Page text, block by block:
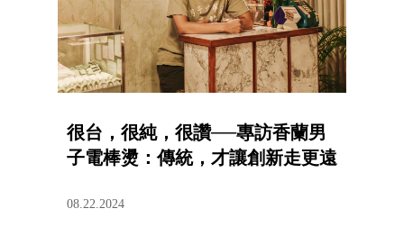
很台，很純，很讚──專訪香蘭男
子電棒燙：傳統，才讓創新走更遠
08.22.2024